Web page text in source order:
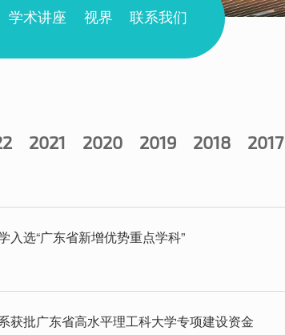
学术讲座 视界 联系我们
2021 2020 2019 2018 2017
入选“广东省新增优势重点学科”
获批广东省高水平理工科大学专项建设资金